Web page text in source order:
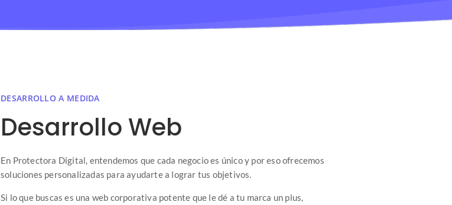
DESARROLLO A MEDIDA
Desarrollo Web
En Protectora Digital, entendemos que cada negocio es único y por eso ofrecemos
soluciones personalizadas para ayudarte a lograr tus objetivos.
Si lo que buscas es una web corporativa potente que le dé a tu marca un plus,